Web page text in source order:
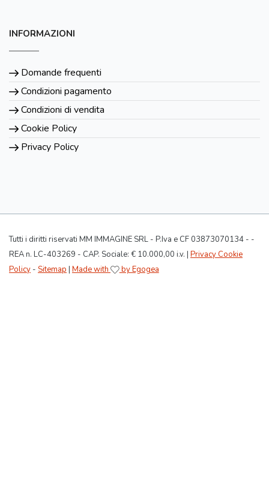
INFORMAZIONI
Domande frequenti
Condizioni pagamento
Condizioni di vendita
Cookie Policy
Privacy Policy
Tutti i diritti riservati MM IMMAGINE SRL - P.Iva e CF 03873070134 - -
REA n. LC-403269 - CAP. Sociale: € 10.000,00 i.v. | Privacy Cookie
Policy - Sitemap | Made with by Egogea